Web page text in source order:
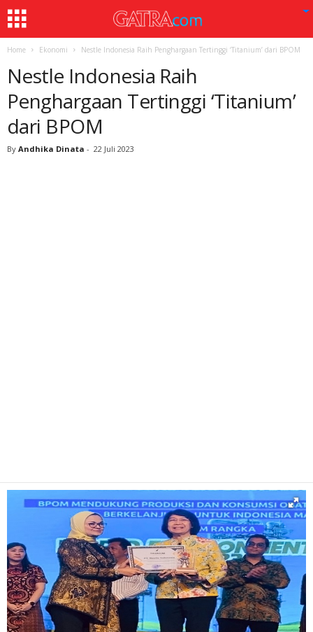
Home Ekonomi Nestle Indonesia Raih Penghargaan Tertinggi ‘Titanium’ dari BPOM
Nestle Indonesia Raih
Penghargaan Tertinggi ‘Titanium’
dari BPOM
By Andhika Dinata - 22 Juli 2023